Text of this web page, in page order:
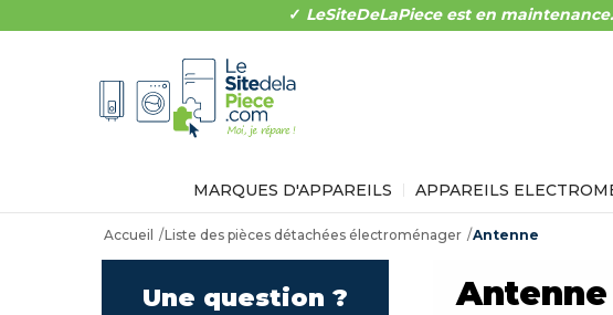
✓ LeSiteDeLaPiece est en
MARQUES D'APPAREILS APPAREILS
Accueil Liste des pièces détachées électroménager Antenne
Une question ? Antenne